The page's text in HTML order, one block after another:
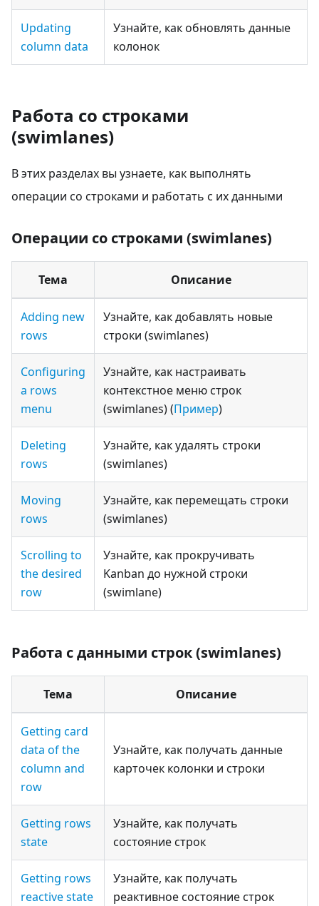
Updating
column data
Узнайте, как обновлять данные
колонок
Работа со строками
(swimlanes)
В этих разделах вы узнаете, как выполнять
операции со строками и работать с их данными
Операции со строками (swimlanes)
Тема Описание
Adding new
rows
Узнайте, как добавлять новые
строки (swimlanes)
Configuring
a rows
menu
Узнайте, как настраивать
контекстное меню строк
(swimlanes) (Пример)
Deleting
rows
Узнайте, как удалять строки
(swimlanes)
Moving
rows
Узнайте, как перемещать строки
(swimlanes)
Scrolling to
the desired
row
Узнайте, как прокручивать
Kanban до нужной строки
(swimlane)
Работа с данными строк (swimlanes)
Тема Описание
Getting card
data of the
column and
row
Узнайте, как получать данные
карточек колонки и строки
Getting rows
state
Узнайте, как получать
состояние строк
Getting rows
reactive state
Узнайте, как получать
реактивное состояние строк